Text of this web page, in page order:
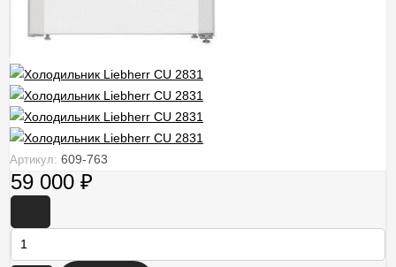
Артикул: 609-763
59 000 ₽